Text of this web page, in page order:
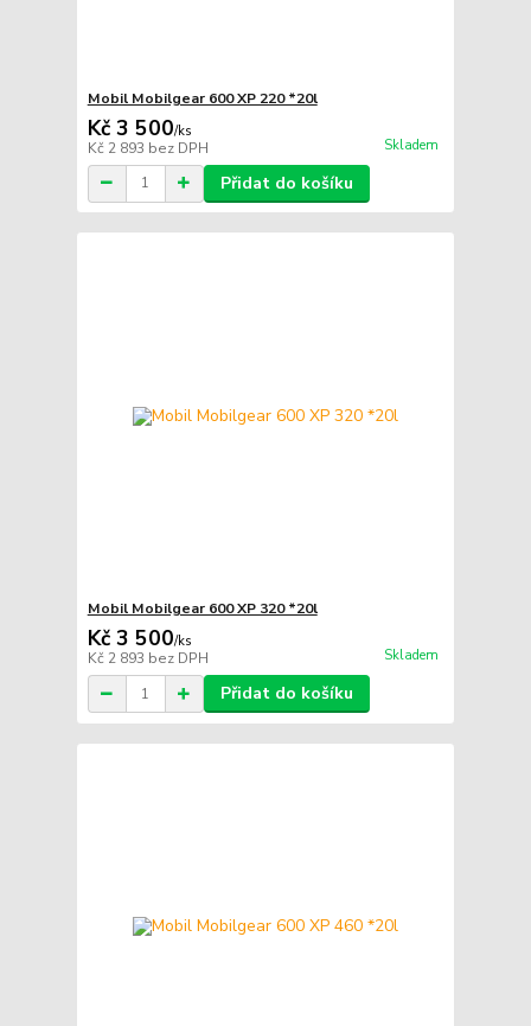
Mobil Mobilgear 600 XP 220 *20l
Kč 3 500/ks
Kč 2 893 bez DPH Skladem
Přidat do košíku
Mobil Mobilgear 600 XP 320 *20l
Kč 3 500/ks
Kč 2 893 bez DPH Skladem
Přidat do košíku